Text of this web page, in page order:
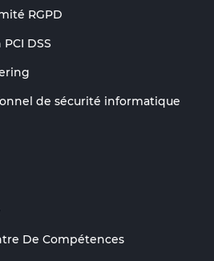
RGPD
DSS
de sécurité informatique
De Compétences